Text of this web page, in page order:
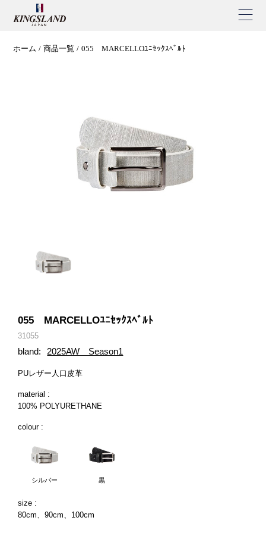
ホーム 商品一覧 055 MARCELLOﾕﾆｾｯｸｽﾍﾞﾙﾄ
055 MARCELLOﾕﾆｾｯｸｽﾍﾞﾙﾄ
31055
bland: 2025AW Season1
PUレザー人口皮革
material :
100% POLYURETHANE
colour :
シルバー 黒
size :
80cm、90cm、100cm